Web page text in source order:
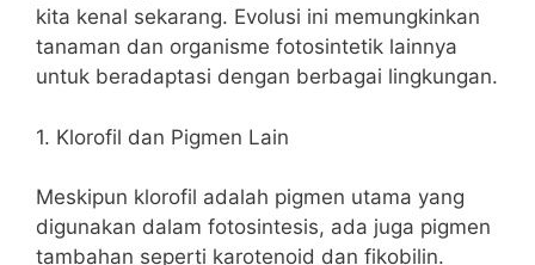
kita kenal sekarang. Evolusi ini memungkinkan
tanaman dan organisme fotosintetik lainnya
untuk beradaptasi dengan berbagai lingkungan.
1. Klorofil dan Pigmen Lain
Meskipun klorofil adalah pigmen utama yang
digunakan dalam fotosintesis, ada juga pigmen
tambahan seperti karotenoid dan fikobilin.